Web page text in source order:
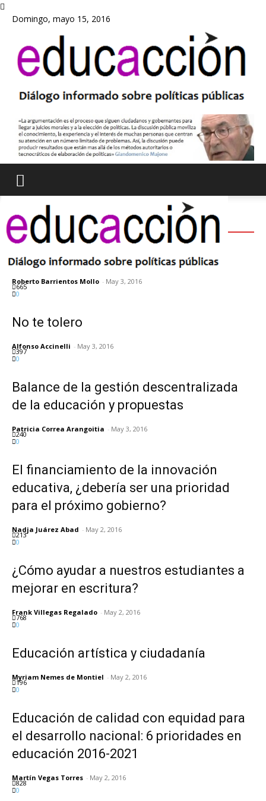
Domingo, mayo 15, 2016
ACTUALIDAD
Lo que sí funciona en educación
Roberto Barrientos Mollo - May 3, 2016
665
0
No te tolero
Alfonso Accinelli - May 3, 2016
397
0
Balance de la gestión descentralizada
de la educación y propuestas
Patricia Correa Arangoitia - May 3, 2016
240
0
El financiamiento de la innovación
educativa, ¿debería ser una prioridad
para el próximo gobierno?
Nadja Juárez Abad - May 2, 2016
213
0
¿Cómo ayudar a nuestros estudiantes a
mejorar en escritura?
Frank Villegas Regalado - May 2, 2016
768
0
Educación artística y ciudadanía
Myriam Nemes de Montiel - May 2, 2016
196
0
Educación de calidad con equidad para
el desarrollo nacional: 6 prioridades en
educación 2016-2021
Martín Vegas Torres - May 2, 2016
828
0